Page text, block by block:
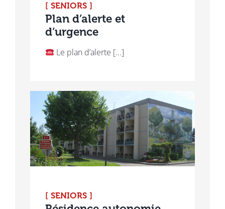
[ SENIORS ]
Plan d’alerte et
d’urgence
Le plan d’alerte [...]
[ SENIORS ]